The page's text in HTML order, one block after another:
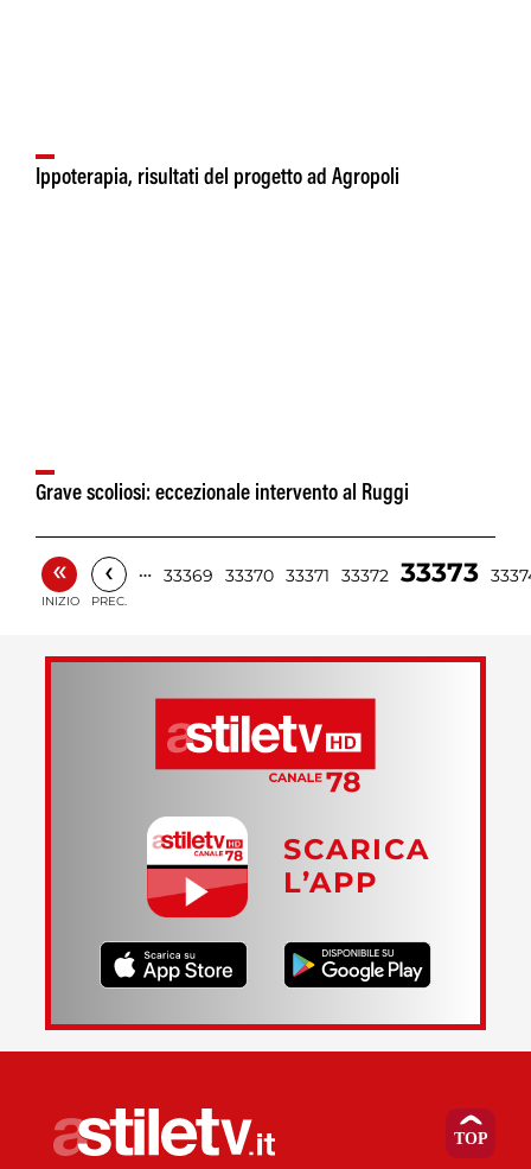
Ippoterapia, risultati del progetto ad Agropoli
Grave scoliosi: eccezionale intervento al Ruggi
«
INIZIO
‹
PREC.
… 33369 33370 33371 33372 33373
SCARICA
L’APP